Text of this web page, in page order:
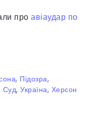
про авіаудар по
, Підозра,
Суд, Україна, Херсон